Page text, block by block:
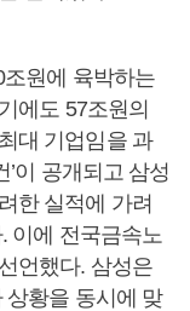
원에 육박하는
에도 57조원의
대 기업임을 과
’이 공개되고 삼성
한 실적에 가려
이에 전국금속노
언했다. 삼성은
상황을 동시에 맞